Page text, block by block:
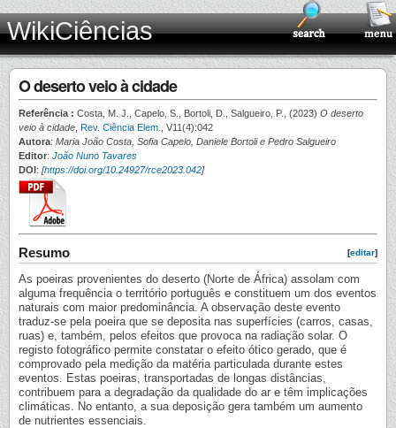
WikiCiências
O deserto veio à cidade
Referência : Costa, M. J., Capelo, S., Bortoli, D., Salgueiro, P., (2023) O deserto
veio à cidade Rev. Ciência Elem.
, V11(4):042
Autora: Maria João Costa, Sofia Capelo, Daniele Bortoli e Pedro Salgueiro
Editor: João Nuno Tavares
DOI: [https://doi.org/10.24927/rce2023.042]
[editar]
Resumo
As poeiras provenientes do deserto (Norte de África) assolam com
alguma frequência o território português e constituem um dos eventos
naturais com maior predominância. A observação deste evento
traduz-se pela poeira que se deposita nas superfícies (carros, casas,
ruas) e, também, pelos efeitos que provoca na radiação solar. O
registo fotográfico permite constatar o efeito ótico gerado, que é
comprovado pela medição da matéria particulada durante estes
eventos. Estas poeiras, transportadas de longas distâncias,
contribuem para a degradação da qualidade do ar e têm implicações
climáticas. No entanto, a sua deposição gera também um aumento
de nutrientes essenciais.